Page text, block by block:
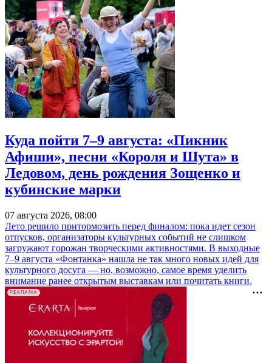
Куда пойти 7–9 августа: «Пикник
Афиши», песни «Короля и Шута» в
Ледовом, день рождения Зощенко и
кубинские марки
07 августа 2026, 08:00
Лето решило притормозить перед финалом: пока идет сезон
отпусков, организаторы культурных событий не слишком
загружают горожан творческими активностями. В выходные
7–9 августа «Фонтанка» нашла не так много новых идей для
культурного досуга — но, возможно, самое время уделить
внимание ранее открытым выставкам или почитать книги.
РЕКЛАМА